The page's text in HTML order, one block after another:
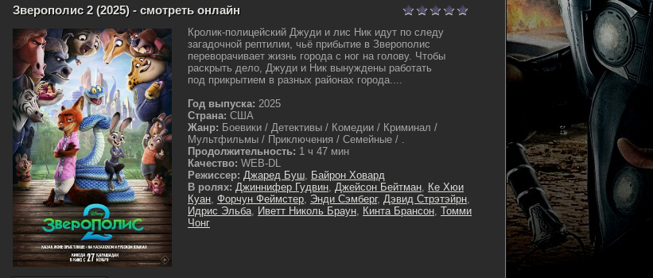
Зверополис 2 (2025) - смотреть онлайн
Кролик-полицейский Джуди и лис Ник идут по следу
загадочной рептилии, чьё прибытие в Зверополис
переворачивает жизнь города с ног на голову. Чтобы
раскрыть дело, Джуди и Ник вынуждены работать
под прикрытием в разных районах города....
Год выпуска: 2025
Страна: США
Жанр: Боевики / Детективы / Комедии / Криминал /
Мультфильмы / Приключения / Семейные / .
Продолжительность: 1 ч 47 мин
Качество: WEB-DL
Режиссер: Джаред Буш, Байрон Ховард
В ролях: Джиннифер Гудвин, Джейсон Бейтман, Ке Хюи
Куан, Форчун Феймстер, Энди Сэмберг, Дэвид Стрэтэйрн,
Идрис Эльба, Иветт Николь Браун, Кинта Брансон, Томми
Чонг